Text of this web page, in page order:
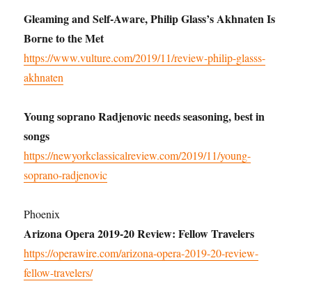
Gleaming and Self-Aware, Philip Glass’s Akhnaten Is
Borne to the Met
https://www.vulture.com/2019/11/review-philip-glasss-
akhnaten
Young soprano Radjenovic needs seasoning, best in
songs
https://newyorkclassicalreview.com/2019/11/young-
soprano-radjenovic
Phoenix
Arizona Opera 2019-20 Review: Fellow Travelers
https://operawire.com/arizona-opera-2019-20-review-
fellow-travelers/